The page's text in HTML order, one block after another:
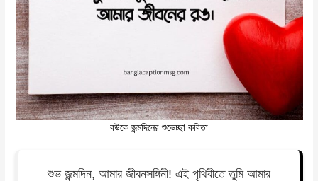
বউকে জন্মদিনের শুভেচ্ছা কবিতা
শুভ জন্মদিন, আমার জীবনসঙ্গিনী! এই পৃথিবীতে তুমি আমার